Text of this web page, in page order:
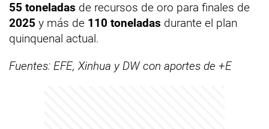
55 toneladas de recursos de oro para finales de
2025 y más de 110 toneladas durante el plan
quinquenal actual.
Fuentes: EFE, Xinhua y DW con aportes de +E